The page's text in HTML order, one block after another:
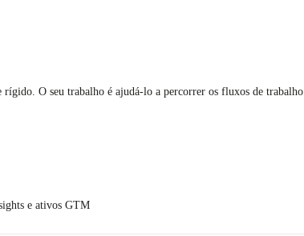
O seu trabalho é ajudá-lo a percorrer os fluxos de
e ativos GTM